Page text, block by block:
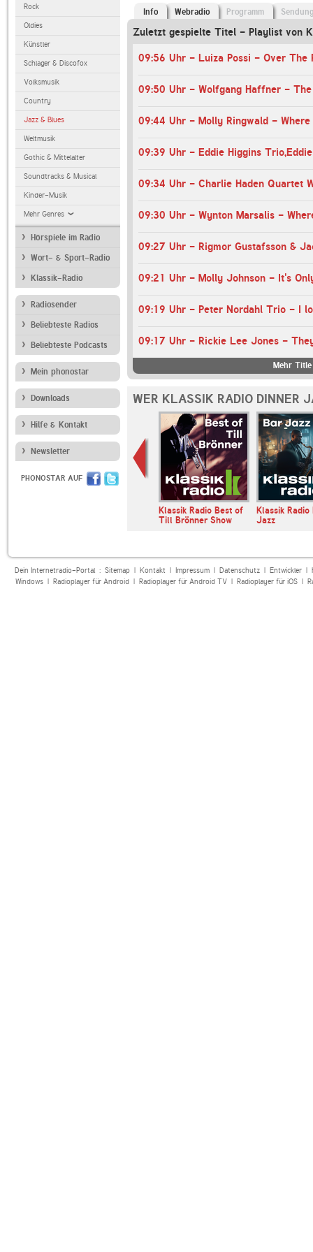
Rock
Oldies
Künstler
Schlager & Discofox
Volksmusik
Country
Jazz & Blues
Weltmusik
Gothic & Mittelalter
Soundtracks & Musical
Kinder-Musik
Mehr Genres
Hörspiele im Radio
Wort- & Sport-Radio
Klassik-Radio
Radiosender
Beliebteste Radios
Beliebteste Podcasts
Mein phonostar
Downloads
Hilfe & Kontakt
Newsletter
PHONOSTAR AUF
Info Webradio Programm
Zuletzt gespielte Titel - Playlist von
09:56 Uhr - Luiza Possi - Over The
09:50 Uhr - Wolfgang Haffner - The
09:44 Uhr - Molly Ringwald - Where
09:30 Uhr - Wynton Marsalis -
09:21 Uhr - Molly Johnson - It's
Mehr
WER KLASSIK RADIO DINNER
Klassik Radio Best of
Till Brönner Show
Klassik Radio
Jazz
Dein Internetradio-Portal : Sitemap| Kontakt| Impressum| Datenschutz| Entwickler|
Windows| Radioplayer für Android| Radioplayer für Android TV| Radioplayer für iOS|